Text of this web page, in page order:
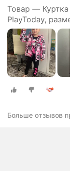
Товар —
PlayToday,
Больше отзывов